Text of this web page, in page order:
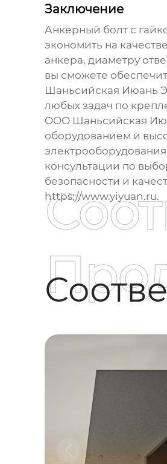
Заключение
Анкерный болт с
экономить на
анкера, диаметру
вы сможете
Шаньсийская Июань
любых задач по
ООО Шаньсийская
оборудованием и
консультации по
безопасности и
https://www.yiyuan.ru.